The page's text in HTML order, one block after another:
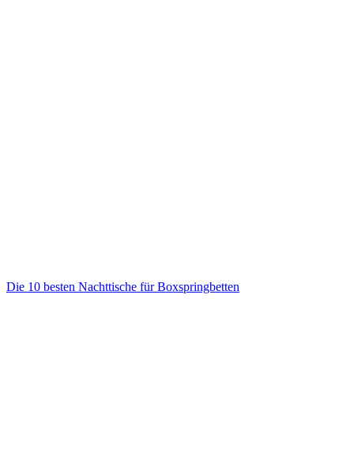
Die 10 besten Nachttische für Boxspringbetten